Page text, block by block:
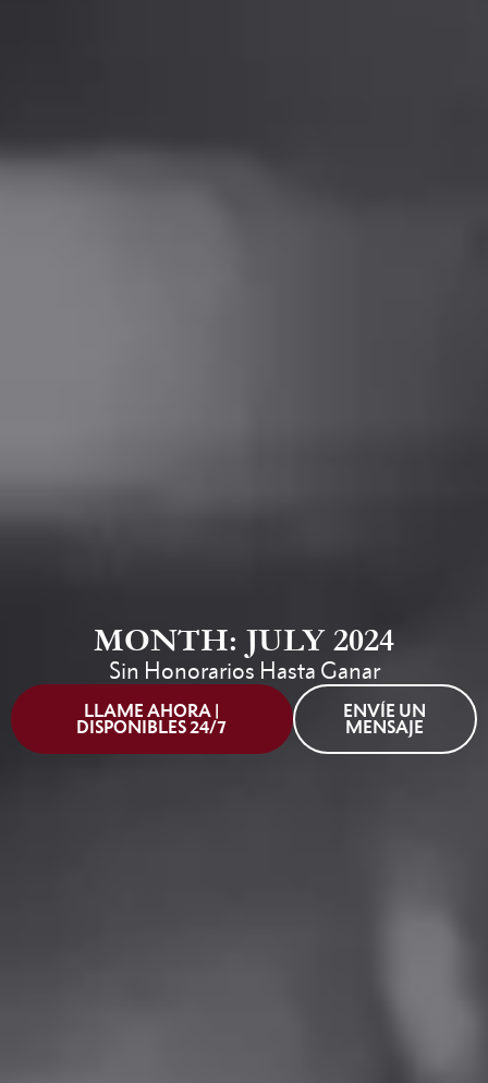
MONTH: JULY 2024
Sin Honorarios Hasta Ganar
LLAME AHORA |
DISPONIBLES 24/7
ENVÍE UN
MENSAJE